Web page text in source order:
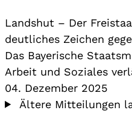
Landshut – Der
deutliches Zeichen
Das Bayerische
Arbeit und Soziales
04. Dezember 2025
Ältere Mitteilungen